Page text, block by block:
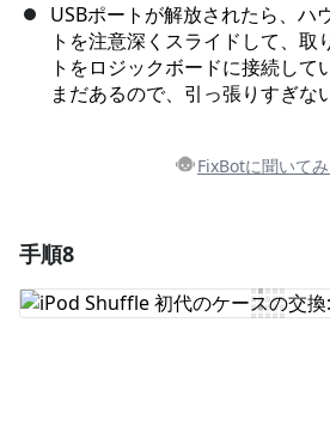
USBポートが解放されたら、ハ
トを注意深くスライドして、取
トをロジックボードに接続して
まだあるので、引っ張りすぎな
FixBotに聞いて
コメントを追加
手順8